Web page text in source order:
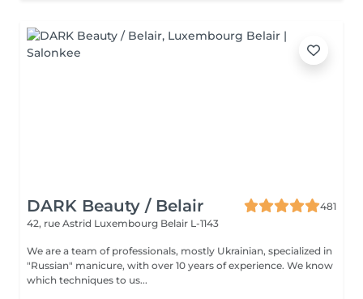
DARK Beauty / Belair
481
42, rue Astrid Luxembourg Belair L-1143
We are a team of professionals, mostly Ukrainian, specialized in
"Russian" manicure, with over 10 years of experience. We know
which techniques to us...